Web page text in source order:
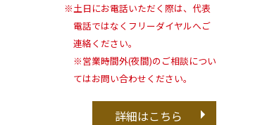
※土日にお電話いただく際は、代表
電話ではなくフリーダイヤルへご
連絡ください。
※営業時間外(夜間)のご相談につい
てはお問い合わせください。
詳細はこちら